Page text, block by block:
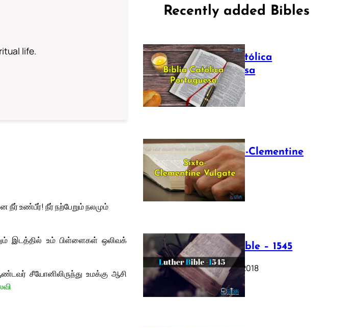
life.
நீர் உண்பீர்! நீர் நற்பேறும் நலமும்
இடத்தில் உம் பிள்ளைகள் ஒலிவக்
சீயோனிலிருந்து உமக்கு ஆசி
Recently added Bibles
Bíblia Católica
Portuguesa
July 16, 2025
The Sixto-Clementine
Vulgate
July 12, 2025
Luther Bible – 1545
October 17, 2018